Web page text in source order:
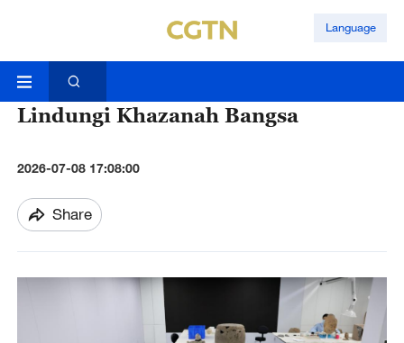
Language
Lindungi Khazanah Bangsa
2026-07-08 17:08:00
Share